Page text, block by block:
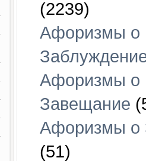
(2239)
Афоризмы о
Афоризмы о
Завещание
Афоризмы о
(51)